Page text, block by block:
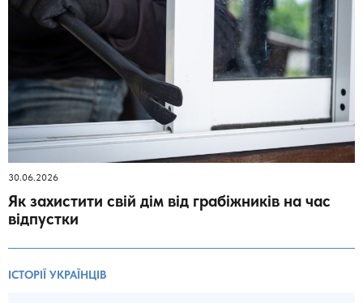
30.06.2026
Як захистити свій дім від грабіжників на час
відпустки
ІСТОРІЇ УКРАЇНЦІВ